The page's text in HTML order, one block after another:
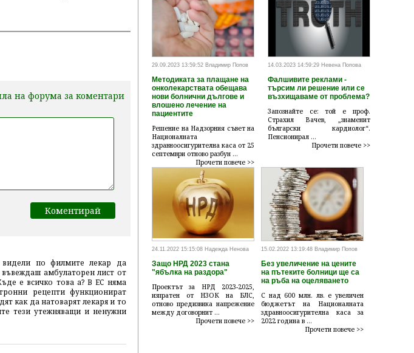
на форума за коментари
видели по филмите лекар да
въвеждаш амбулаторен лист от
е всичко това а? В ЕС няма
рецепти функционират
как да натоварят лекаря и то
тези утежняващи и ненужни
29.09.2023 13:59:52 Владимир Попов
Методиката за плащане на
онколекарствата обещава
нови болнични дългове и
влошено лечение на
пациентите
Решение на Надзорния съвет на
Националната
здравноосигурителна каса от 25
септември отново разбун ...
Прочети повече >>
14.03.2023 14:59:29 Невена Попова
Фалшивите реклами -
търсим ли решение или се
възхищаваме от проблема?
Запознайте се: той е проф.
Страхил Вачев, „знаменит
български кардиолог“.
Пенсионирал ...
Прочети повече >>
24.11.2022 15:15:08 Надежда Ненова
Защо НРД 2023 стана
"ябълка на раздора"
Проектът за НРД 2023-2025,
изпратен от НЗОК на БЛС,
отново предизвика напрежение
между договорнит ...
Прочети повече >>
15.02.2022 13:19:48 Владимир Попов
Без увеличение на цените
на пътеките болници ще са
на ръба на оцеляването
С над 600 млн. лв. е увеличен
бюджетът на Националната
здравноосигурителна каса за
2022 година в ...
Прочети повече >>